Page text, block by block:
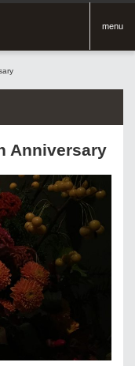
menu
Anniversary